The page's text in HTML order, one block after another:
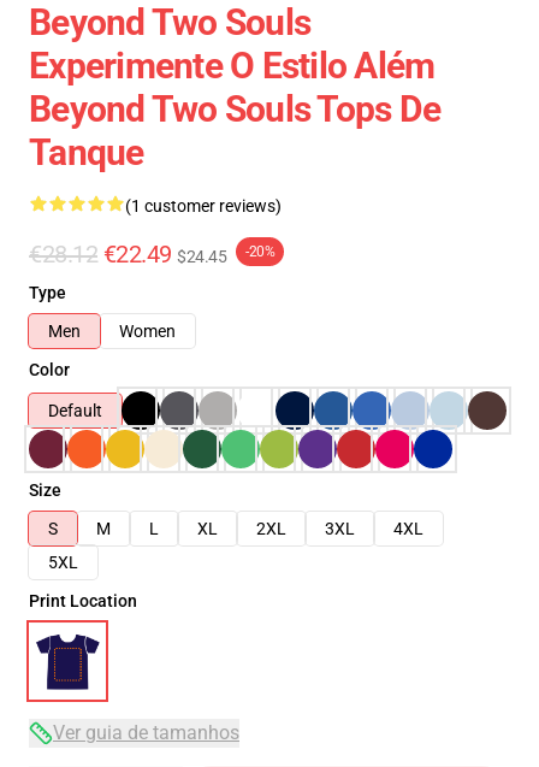
Beyond Two Souls
Experimente O Estilo Além
Beyond Two Souls Tops De
Tanque
(1 customer reviews)
€28.12 €22.49 $24.45 -20%
Type
Men
Women
Color
Default
Size
S
M L XL 2XL 3XL
4XL
5XL
Print Location
Ver guia de tamanhos